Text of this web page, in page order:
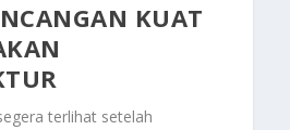
KUAT
terlihat setelah